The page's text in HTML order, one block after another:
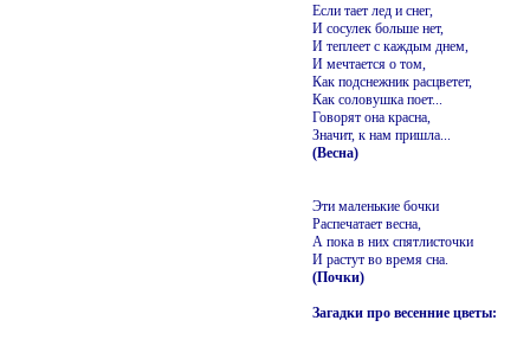
Если тает лед и снег,
И сосулек больше нет,
И теплеет с каждым днем,
И мечтается о том,
Как подснежник расцветет,
Как соловушка поет...
Говорят она красна,
Значит, к нам пришла...
(Весна)
Эти маленькие бочки
Распечатает весна,
А пока в них спятлисточки
И растут во время сна.
(Почки)
Загадки про весенние цветы: